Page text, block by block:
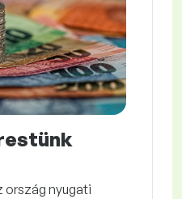
ország nyugati